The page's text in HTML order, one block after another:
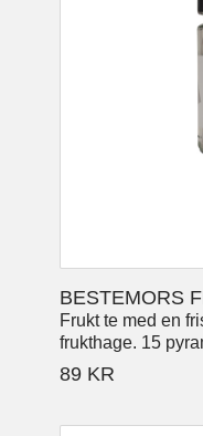
BESTEMORS
Frukt te med en
frukthage. 15
89 KR